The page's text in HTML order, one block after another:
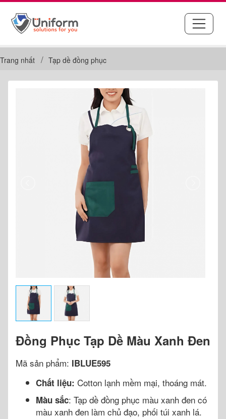
Trang nhất Tạp dề đồng phục
Đồng Phục Tạp Dề Màu Xanh Đen
Mã sản phẩm: IBLUE595
Chất liệu: Cotton lạnh mềm mại, thoáng mát.
Màu sắc: Tạp dề đồng phục màu xanh đen có
màu xanh đen làm chủ đạo, phối túi xanh lá.